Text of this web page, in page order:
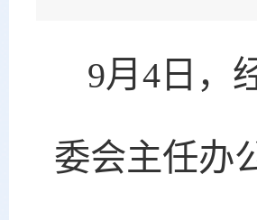
9月4日，
委会主任办